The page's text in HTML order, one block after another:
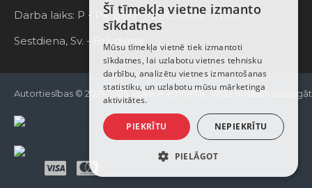
Darba laiks: P - Pk. 8:00 - 12:00; 13:00 - 17:00
Sestdiena, Sv. - Brīvdiena
Autortiesības © 2021-2025, www.e-einhell.lv, Visas tiesības
LATVIAN
ENGLISH
Šī tīmekļa vietne izmanto
sīkdatnes
Mūsu tīmekļa vietnē tiek izmantoti
sīkdatnes, lai uzlabotu vietnes tehnisku
darbību, analizētu vietnes izmantošanas
statistiku, un uzlabotu mūsu mārketinga
aktivitātes.
PIEKRĪTU NEPIEKRĪTU
PIELĀGOT